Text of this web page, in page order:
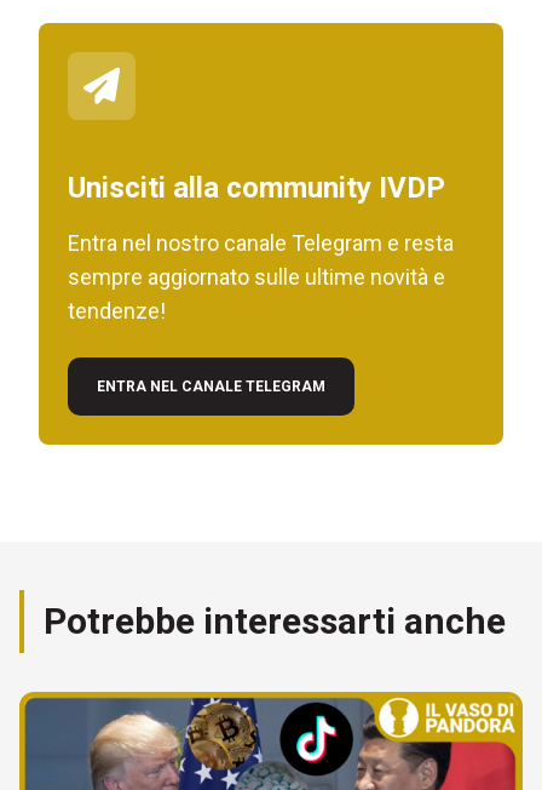
Unisciti alla community IVDP
Entra nel nostro canale Telegram e resta
sempre aggiornato sulle ultime novità e
tendenze!
ENTRA NEL CANALE TELEGRAM
Potrebbe interessarti anche